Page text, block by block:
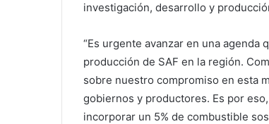
investigación, desarrollo y
“Es urgente avanzar en una
producción de SAF en la región.
sobre nuestro compromiso en esta
gobiernos y productores. Es por
incorporar un 5% de combustible